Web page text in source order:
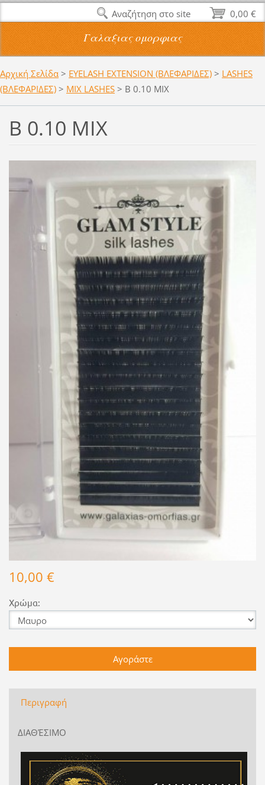
Γαλαξιας ομορφιας
Αρχική Σελίδα > EYELASH EXTENSION (ΒΛΕΦΑΡΙΔΕΣ) > LASHES
(ΒΛΕΦΑΡΙΔΕΣ) > MIX LASHES > B 0.10 MIX
B 0.10 MIX
10,00 €
Χρώμα:
Περιγραφή
ΔΙΑΘΈΣΙΜΟ
0,00 €
Αναζήτηση στο site